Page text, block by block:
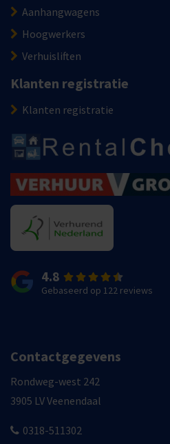
Aanhangwagens
Hoogwerkers
Verhuisliften
Klanten registratie
Klanten registratie
4.8
Gebaseerd op 122 reviews
Contactgegevens
Rondweg-west 242
3905 LV Veenendaal
0318-511302